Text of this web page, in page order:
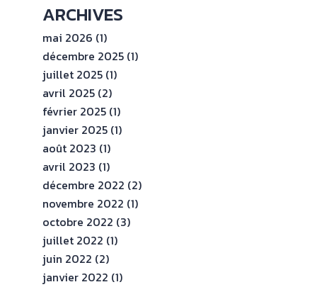
ARCHIVES
mai 2026 (1)
décembre 2025 (1)
juillet 2025 (1)
avril 2025 (2)
février 2025 (1)
janvier 2025 (1)
août 2023 (1)
avril 2023 (1)
décembre 2022 (2)
novembre 2022 (1)
octobre 2022 (3)
juillet 2022 (1)
juin 2022 (2)
janvier 2022 (1)